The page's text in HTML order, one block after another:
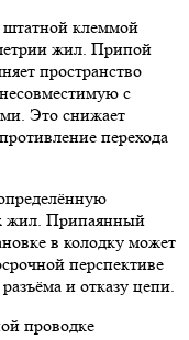
клеммой
жил. Припой
пространство
с
Это снижает
перехода
жил. Припаянный
в колодку может
перспективе
и отказу цепи.
проводке